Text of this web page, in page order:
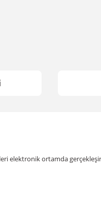
elektronik ortamda